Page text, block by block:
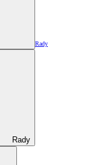
Rady
Rady